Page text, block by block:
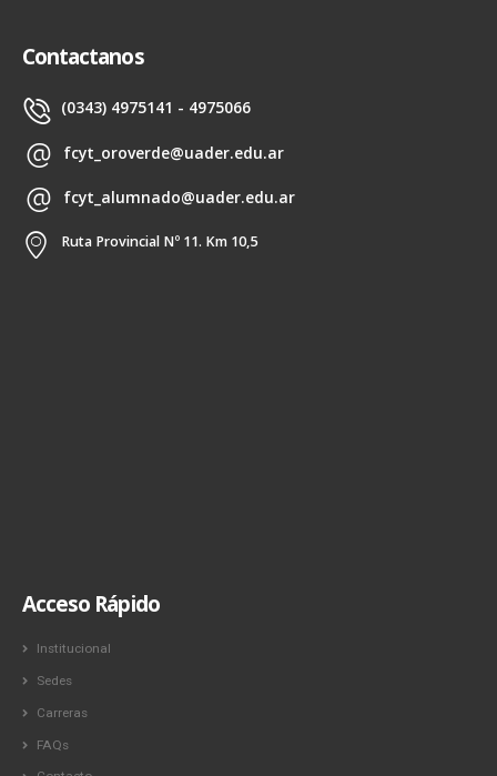
Contactanos
(0343) 4975141 - 4975066
fcyt_oroverde@uader.edu.ar
fcyt_alumnado@uader.edu.ar
Ruta Provincial Nº 11. Km 10,5
Acceso Rápido
Institucional
Sedes
Carreras
FAQs